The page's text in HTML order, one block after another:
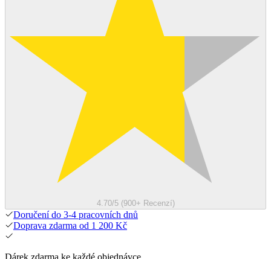
4.70/5 (900+ Recenzí)
Doručení do 3-4 pracovních dnů
Doprava zdarma od 1 200 Kč